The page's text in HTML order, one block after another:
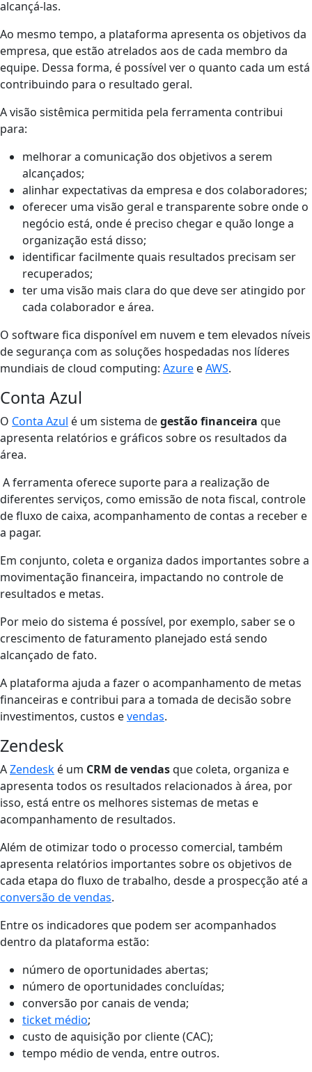
alcançá-las.
Ao mesmo tempo, a plataforma apresenta os objetivos da
empresa, que estão atrelados aos de cada membro da
equipe. Dessa forma, é possível ver o quanto cada um está
contribuindo para o resultado geral.
A visão sistêmica permitida pela ferramenta contribui
para:
melhorar a comunicação dos objetivos a serem
alcançados;
alinhar expectativas da empresa e dos colaboradores;
oferecer uma visão geral e transparente sobre onde o
negócio está, onde é preciso chegar e quão longe a
organização está disso;
identificar facilmente quais resultados precisam ser
recuperados;
ter uma visão mais clara do que deve ser atingido por
cada colaborador e área.
O software fica disponível em nuvem e tem elevados níveis
de segurança com as soluções hospedadas nos líderes
mundiais de cloud computing: Azure eAWS.
Conta Azul
O Conta Azul é um sistema degestão financeira que
apresenta relatórios e gráficos sobre os resultados da
área.
A ferramenta oferece suporte para a realização de
diferentes serviços, como emissão de nota fiscal, controle
de fluxo de caixa, acompanhamento de contas a receber e
a pagar.
Em conjunto, coleta e organiza dados importantes sobre a
movimentação financeira, impactando no controle de
resultados e metas.
Por meio do sistema é possível, por exemplo, saber se o
crescimento de faturamento planejado está sendo
alcançado de fato.
A plataforma ajuda a fazer o acompanhamento de metas
financeiras e contribui para a tomada de decisão sobre
investimentos, custos evendas.
Zendesk
AZendesk é um CRM de vendasque coleta, organiza e
apresenta todos os resultados relacionados à área, por
isso, está entre os melhores sistemas de metas e
acompanhamento de resultados.
Além de otimizar todo o processo comercial, também
apresenta relatórios importantes sobre os objetivos de
cada etapa do fluxo de trabalho, desde a prospecção até a
conversão de vendas.
Entre os indicadores que podem ser acompanhados
dentro da plataforma estão:
número de oportunidades abertas;
número de oportunidades concluídas;
conversão por canais de venda;
ticket médio;
custo de aquisição por cliente (CAC);
tempo médio de venda, entre outros.